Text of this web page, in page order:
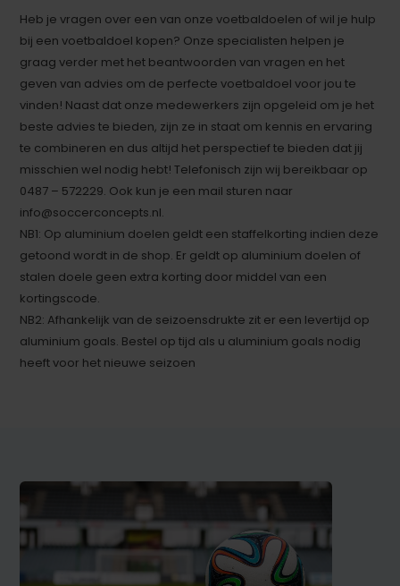
Heb je vragen over een van onze voetbaldoelen of wil je hulp
bij een voetbaldoel kopen? Onze specialisten helpen je
graag verder met het beantwoorden van vragen en het
geven van advies om de perfecte voetbaldoel voor jou te
vinden! Naast dat onze medewerkers zijn opgeleid om je het
beste advies te bieden, zijn ze in staat om kennis en ervaring
te combineren en dus altijd het perspectief te bieden dat jij
misschien wel nodig hebt! Telefonisch zijn wij bereikbaar op
0487 – 572229. Ook kun je een mail sturen naar
info@soccerconcepts.nl.
NB1: Op aluminium doelen geldt een staffelkorting indien deze
getoond wordt in de shop. Er geldt op aluminium doelen of
stalen doele geen extra korting door middel van een
kortingscode.
NB2: Afhankelijk van de seizoensdrukte zit er een levertijd op
aluminium goals. Bestel op tijd als u aluminium goals nodig
heeft voor het nieuwe seizoen